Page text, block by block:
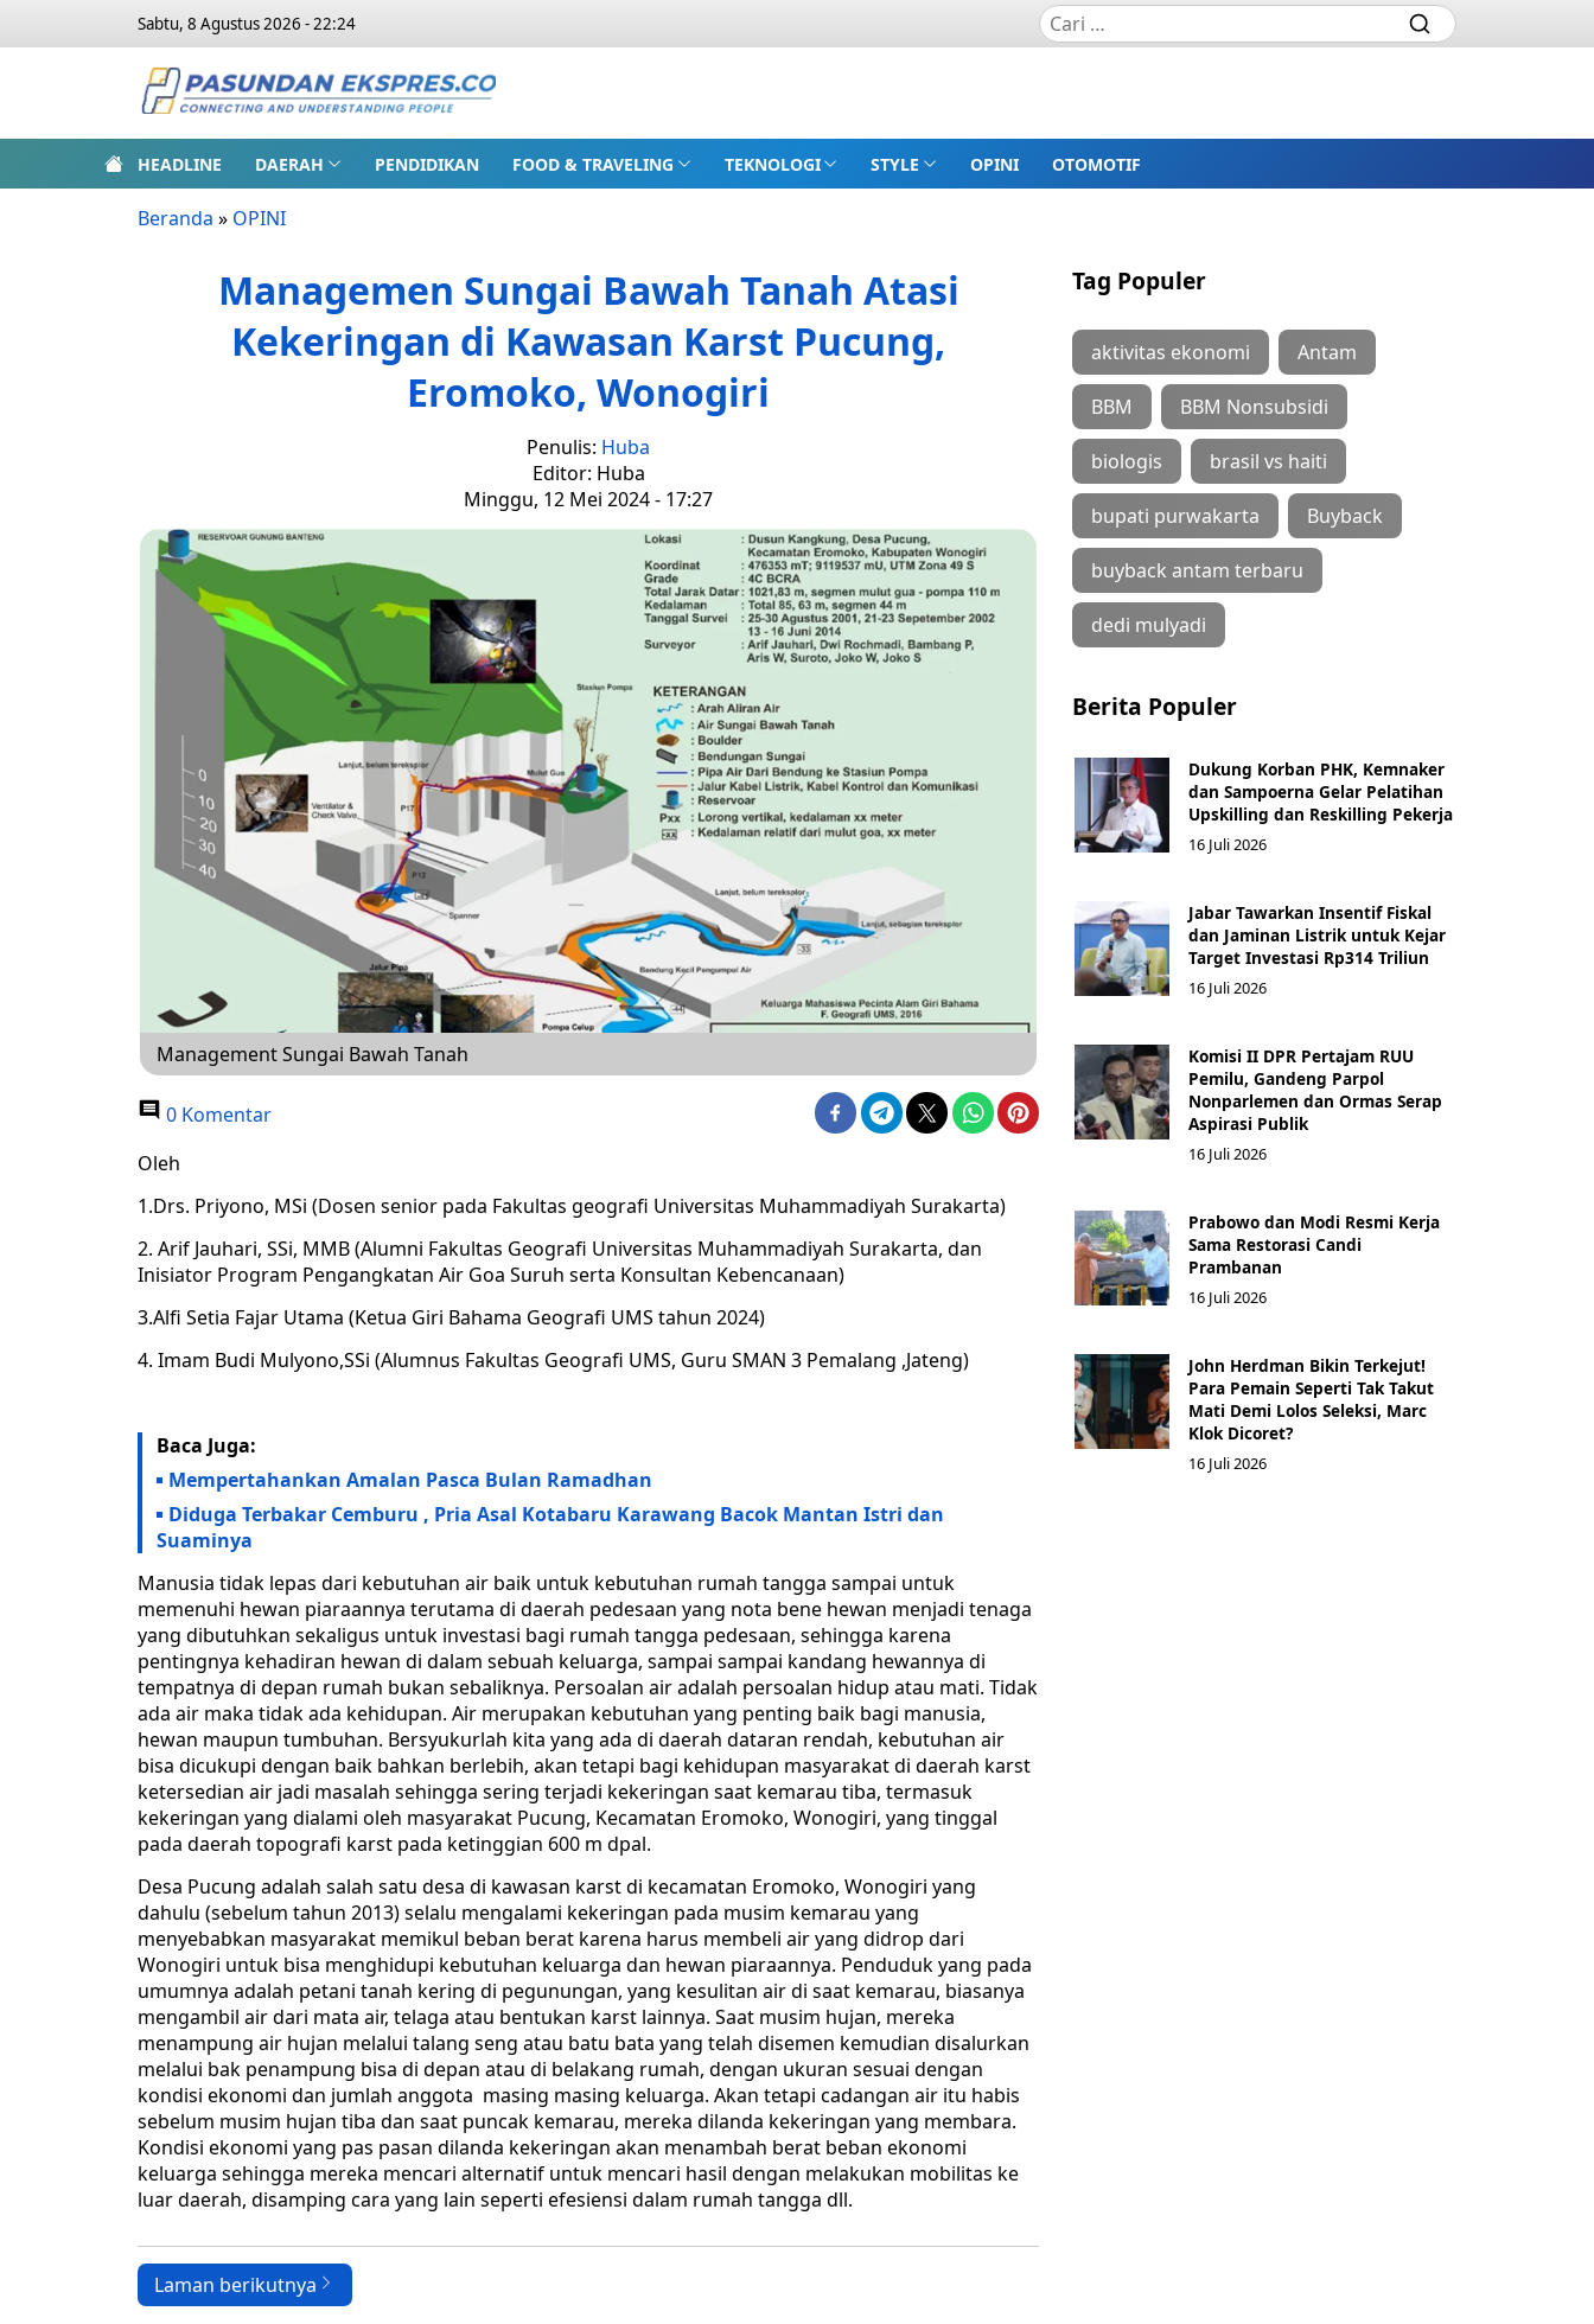
Sabtu, 8 Agustus 2026 - 22:24
HEADLINE DAERAH PENDIDIKAN FOOD & TRAVELING TEKNOLOGI STYLE OPINI OTOMOTIF
Beranda » OPINI
Managemen Sungai Bawah Tanah Atasi
Kekeringan di Kawasan Karst Pucung,
Eromoko, Wonogiri
Penulis: Huba
Editor: Huba
Minggu, 12 Mei 2024 - 17:27
Management Sungai Bawah Tanah
0 Komentar
Oleh
1.Drs. Priyono, MSi (Dosen senior pada Fakultas geografi Universitas Muhammadiyah Surakarta)
2. Arif Jauhari, SSi, MMB (Alumni Fakultas Geografi Universitas Muhammadiyah Surakarta, dan
Inisiator Program Pengangkatan Air Goa Suruh serta Konsultan Kebencanaan)
3.Alfi Setia Fajar Utama (Ketua Giri Bahama Geografi UMS tahun 2024)
4. Imam Budi Mulyono,SSi (Alumnus Fakultas Geografi UMS, Guru SMAN 3 Pemalang ,Jateng)
Baca Juga:
Mempertahankan Amalan Pasca Bulan Ramadhan
Diduga Terbakar Cemburu , Pria Asal Kotabaru Karawang Bacok Mantan Istri dan
Suaminya
Manusia tidak lepas dari kebutuhan air baik untuk kebutuhan rumah tangga sampai untuk
memenuhi hewan piaraannya terutama di daerah pedesaan yang nota bene hewan menjadi tenaga
yang dibutuhkan sekaligus untuk investasi bagi rumah tangga pedesaan, sehingga karena
pentingnya kehadiran hewan di dalam sebuah keluarga, sampai sampai kandang hewannya di
tempatnya di depan rumah bukan sebaliknya. Persoalan air adalah persoalan hidup atau mati. Tidak
ada air maka tidak ada kehidupan. Air merupakan kebutuhan yang penting baik bagi manusia,
hewan maupun tumbuhan. Bersyukurlah kita yang ada di daerah dataran rendah, kebutuhan air
bisa dicukupi dengan baik bahkan berlebih, akan tetapi bagi kehidupan masyarakat di daerah karst
ketersedian air jadi masalah sehingga sering terjadi kekeringan saat kemarau tiba, termasuk
kekeringan yang dialami oleh masyarakat Pucung, Kecamatan Eromoko, Wonogiri, yang tinggal
pada daerah topografi karst pada ketinggian 600 m dpal.
Desa Pucung adalah salah satu desa di kawasan karst di kecamatan Eromoko, Wonogiri yang
dahulu (sebelum tahun 2013) selalu mengalami kekeringan pada musim kemarau yang
menyebabkan masyarakat memikul beban berat karena harus membeli air yang didrop dari
Wonogiri untuk bisa menghidupi kebutuhan keluarga dan hewan piaraannya. Penduduk yang pada
umumnya adalah petani tanah kering di pegunungan, yang kesulitan air di saat kemarau, biasanya
mengambil air dari mata air, telaga atau bentukan karst lainnya. Saat musim hujan, mereka
menampung air hujan melalui talang seng atau batu bata yang telah disemen kemudian disalurkan
melalui bak penampung bisa di depan atau di belakang rumah, dengan ukuran sesuai dengan
kondisi ekonomi dan jumlah anggota masing masing keluarga. Akan tetapi cadangan air itu habis
sebelum musim hujan tiba dan saat puncak kemarau, mereka dilanda kekeringan yang membara.
Kondisi ekonomi yang pas pasan dilanda kekeringan akan menambah berat beban ekonomi
keluarga sehingga mereka mencari alternatif untuk mencari hasil dengan melakukan mobilitas ke
luar daerah, disamping cara yang lain seperti efesiensi dalam rumah tangga dll.
Laman berikutnya
Tag Populer
aktivitas ekonomi Antam
BBM BBM Nonsubsidi
biologis brasil vs haiti
bupati purwakarta Buyback
buyback antam terbaru
dedi mulyadi
Berita Populer
Dukung Korban PHK, Kemnaker
dan Sampoerna Gelar Pelatihan
Upskilling dan Reskilling Pekerja
16 Juli 2026
Jabar Tawarkan Insentif Fiskal
dan Jaminan Listrik untuk Kejar
Target Investasi Rp314 Triliun
16 Juli 2026
Komisi II DPR Pertajam RUU
Pemilu, Gandeng Parpol
Nonparlemen dan Ormas Serap
Aspirasi Publik
16 Juli 2026
Prabowo dan Modi Resmi Kerja
Sama Restorasi Candi
Prambanan
16 Juli 2026
John Herdman Bikin Terkejut!
Para Pemain Seperti Tak Takut
Mati Demi Lolos Seleksi, Marc
Klok Dicoret?
16 Juli 2026